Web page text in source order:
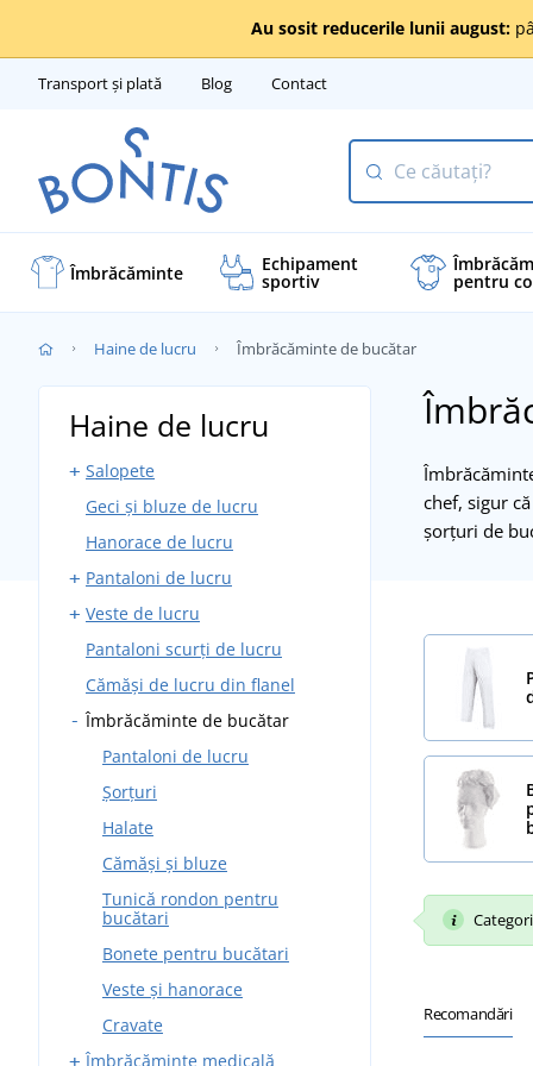
Au sosit reducerile lunii august:
Transport și plată Blog Contact
Îmbrăcăminte Echipament
sportiv pentru
Haine de lucru Îmbrăcăminte de bucătar
chef, sigur
șorțuri de
Haine de lucru
Salopete
Salopete cu pieptar
Pantaloni fără bretele
Bluze de lucru
Costume de lucru
Salopete de lucru
Geci și bluze de lucru
Hanorace de lucru
Pantaloni de lucru
Pantaloni standard
Pantaloni cu bretele
Veste de lucru
Cu buzunare
Căptușite
Pantaloni scurți de lucru
Cămăși de lucru din flanel
Îmbrăcăminte de bucătar
Pantaloni de lucru
Șorțuri
Halate
Cămăși și bluze
Tunică rondon pentru
bucătari
Bonete pentru bucătari
Veste și hanorace
Cravate
Îmbrăcăminte medicală
Recomandări